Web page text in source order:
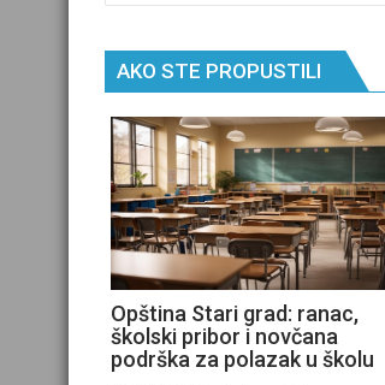
AKO STE PROPUSTILI
Opština Stari grad: ranac,
školski pribor i novčana
podrška za polazak u školu